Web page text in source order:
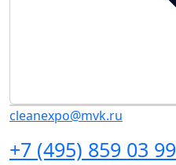
cleanexpo@mvk.ru
+7 (495) 859 03 99